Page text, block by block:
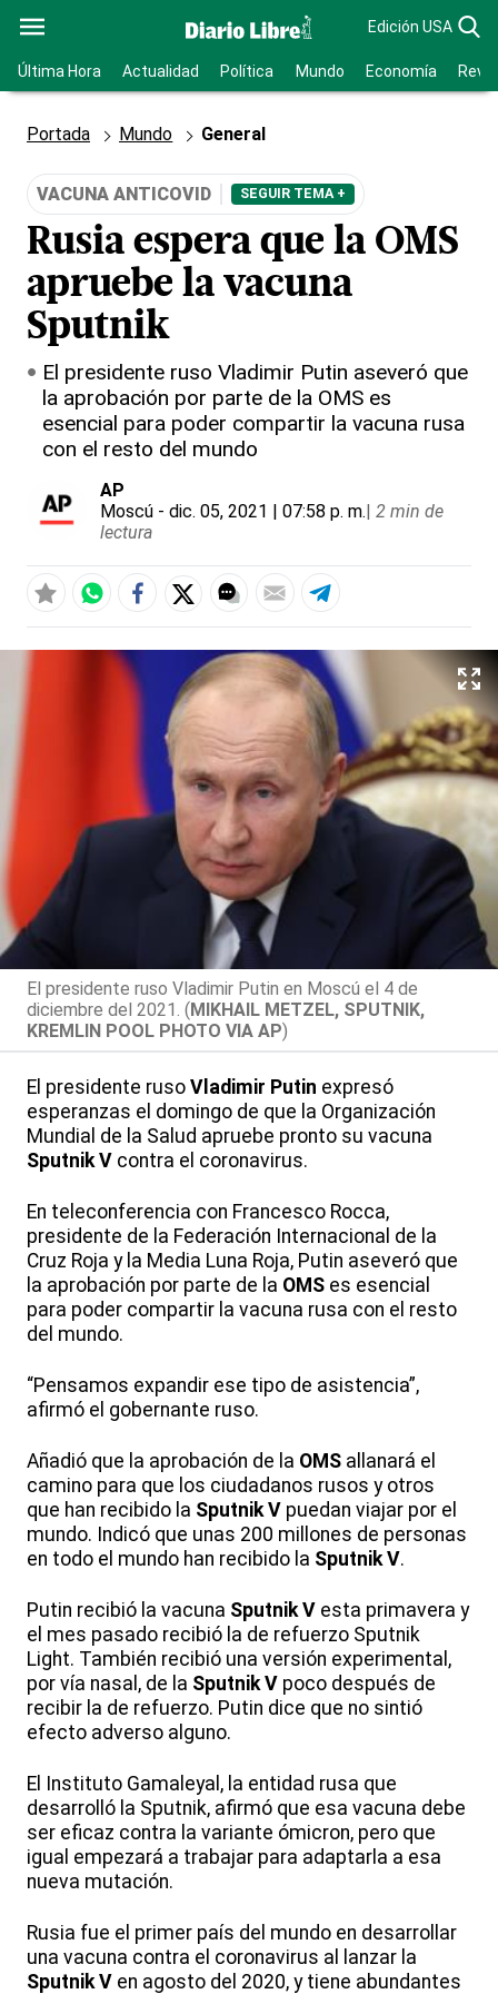
Edición USA
Última Hora Actualidad Política Mundo Economía
Portada Mundo General
VACUNA ANTICOVID SEGUIR TEMA +
Rusia espera que la OMS
apruebe la vacuna
Sputnik
El presidente ruso Vladimir Putin aseveró que
la aprobación por parte de la OMS es
esencial para poder compartir la vacuna rusa
con el resto del mundo
AP
Moscú - dic. 05, 2021 | 07:58 p. m.| 2 min de
lectura
El presidente ruso Vladimir Putin en Moscú el 4 de
diciembre del 2021. (MIKHAIL METZEL, SPUTNIK,
KREMLIN POOL PHOTO VIA AP)
El presidente ruso Vladimir Putin expresó
esperanzas el domingo de que la Organización
Mundial de la Salud apruebe pronto su vacuna
Sputnik V contra el coronavirus.
En teleconferencia con Francesco Rocca,
presidente de la Federación Internacional de la
Cruz Roja y la Media Luna Roja, Putin aseveró que
la aprobación por parte de la OMS es esencial
para poder compartir la vacuna rusa con el resto
del mundo.
“Pensamos expandir ese tipo de asistencia”,
afirmó el gobernante ruso.
Añadió que la aprobación de la OMS allanará el
camino para que los ciudadanos rusos y otros
que han recibido la Sputnik V puedan viajar por el
mundo. Indicó que unas 200 millones de personas
en todo el mundo han recibido la Sputnik V.
Putin recibió la vacuna Sputnik V esta primavera y
el mes pasado recibió la de refuerzo Sputnik
Light. También recibió una versión experimental,
por vía nasal, de la Sputnik V poco después de
recibir la de refuerzo. Putin dice que no sintió
efecto adverso alguno.
El Instituto Gamaleyal, la entidad rusa que
desarrolló la Sputnik, afirmó que esa vacuna debe
ser eficaz contra la variante ómicron, pero que
igual empezará a trabajar para adaptarla a esa
nueva mutación.
Rusia fue el primer país del mundo en desarrollar
una vacuna contra el coronavirus al lanzar la
Sputnik V en agosto del 2020, y tiene abundantes